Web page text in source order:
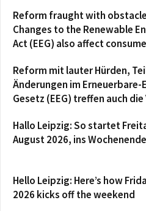
Reform fraught with
Changes to the Renewable
Act (EEG) also affect
Reform mit lauter Hürden,
Änderungen im Erneuerbare-
Gesetz (EEG) treffen auch
Hallo Leipzig: So startet
August 2026, ins Wochenende
Hello Leipzig: Here’s how
2026 kicks off the weekend